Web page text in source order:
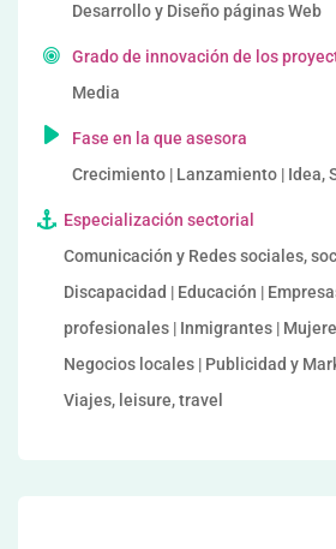
Desarrollo y Diseño páginas Web
Grado de innovación de los
Media
Fase en la que asesora
Crecimiento | Lanzamiento | Idea,
Especialización sectorial
Comunicación y Redes sociales,
Discapacidad | Educación |
profesionales | Inmigrantes |
Negocios locales | Publicidad y
Viajes, leisure, travel